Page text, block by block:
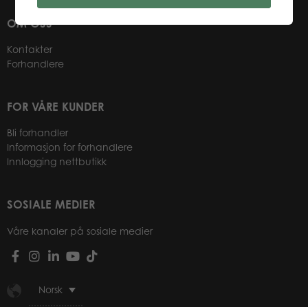
OM OSS
Kontakter
Forhandlere
FOR VÅRE KUNDER
Bli forhandler
Informasjon for forhandlere
Innlogging nettbutikk
SOSIALE MEDIER
Våre kanaler på sosiale medier
Norsk